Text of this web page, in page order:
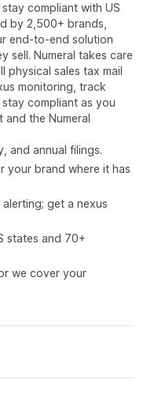
compliant with US
by 2,500+ brands,
end-to-end solution
sell. Numeral takes care
physical sales tax mail
monitoring, track
compliant as you
the Numeral
and annual filings.
your brand where it has
get a nexus
states and 70+
we cover your